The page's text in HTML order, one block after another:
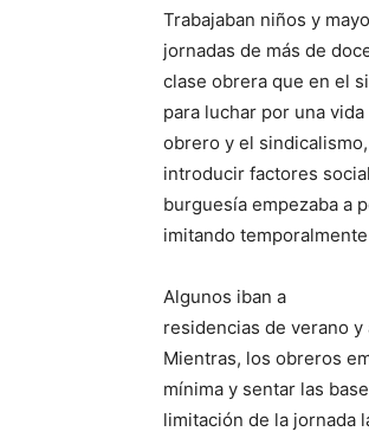
Trabajaban niños y
jornadas de más de
clase obrera que en el
para luchar por una
obrero y el
introducir factores
burguesía empezaba a
imitando
Algunos iban a
residencias de verano
Mientras, los obreros
mínima y sentar las
limitación de la jornada